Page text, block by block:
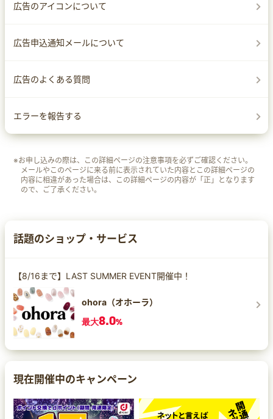
広告のアイコンについて
広告申込通知メールについて
広告のよくある質問
エラーを報告する
※お申し込みの際は、この詳細ページの注意事項を必ずご確認ください。
メールやこのページに来る前に表示されていた内容とこの詳細ページの
内容に相違があった場合は、この詳細ページの内容が「正」となります
ので、ご了承ください。
話題のショップ・サービス
【8/16まで】LAST SUMMER EVENT開催中！
ohora（オホーラ）
最大8.0%
現在開催中のキャンペーン